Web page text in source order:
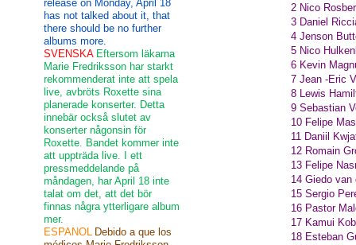
2 Nico
3 Daniel
4 Jenson
5 Nico
6 Kevin
7 Jean -Eric
8 Lewis
9 Sebastian
10 Felipe
11 Daniil
12 Romain
13 Felipe
14 Giedo van
15 Sergio
16 Pastor
17 Kamui
18 Esteban
release on Monday, April 18
has not talked about it, that
there should be no further
albums more.
SVENSKA Eftersom läkarna
Marie Fredriksson har starkt
rekommenderat inte att spela
live, avbröts Roxette sina
planerade konserter. Detta
innebär också slutet av
konserter någonsin för
Roxette. Bandet kommer inte
att uppträda live. I ett
pressmeddelande på
måndagen, har April 18 inte
talat om det, att det bör
finnas några ytterligare album
mer.
ESPANOL Debido a que los